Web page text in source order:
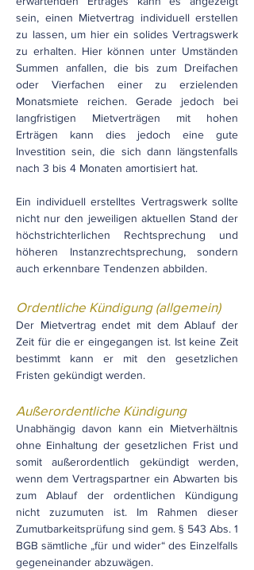
sein, einen Mietvertrag individuell erstellen
zu lassen, um hier ein solides Vertragswerk
zu erhalten. Hier können unter Umständen
Summen anfallen, die bis zum Dreifachen
oder Vierfachen einer zu erzielenden
Monatsmiete reichen. Gerade jedoch bei
langfristigen Mietverträgen mit hohen
Erträgen kann dies jedoch eine gute
Investition sein, die sich dann längstenfalls
nach 3 bis 4 Monaten amortisiert hat.
Ein individuell erstelltes Vertragswerk sollte
nicht nur den jeweiligen aktuellen Stand der
höchstrichterlichen Rechtsprechung und
höheren Instanzrechtsprechung, sondern
auch erkennbare Tendenzen abbilden.
Ordentliche Kündigung (allgemein)
Der Mietvertrag endet mit dem Ablauf der
Zeit für die er eingegangen ist. Ist keine Zeit
bestimmt kann er mit den gesetzlichen
Fristen gekündigt werden.
Außerordentliche Kündigung
Unabhängig davon kann ein Mietverhältnis
ohne Einhaltung der gesetzlichen Frist und
somit außerordentlich gekündigt werden,
wenn dem Vertragspartner ein Abwarten bis
zum Ablauf der ordentlichen Kündigung
nicht zuzumuten ist. Im Rahmen dieser
Zumutbarkeitsprüfung sind gem. § 543 Abs. 1
BGB sämtliche „für und wider“ des Einzelfalls
gegeneinander abzuwägen.